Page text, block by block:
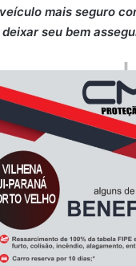
mais seguro
seu bem